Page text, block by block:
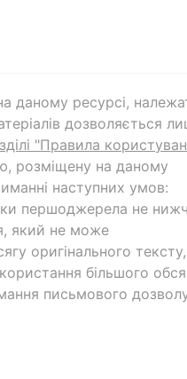
даному ресурсі,
дозволяється
"Правила
розміщену на даному
наступних умов:
першоджерела не
який не може
оригінального тексту,
більшого
письмового